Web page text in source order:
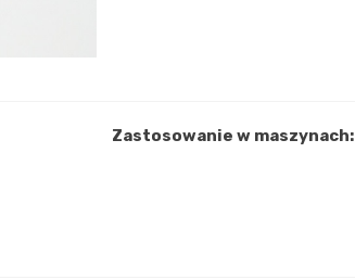
Zastosowanie w maszynach: